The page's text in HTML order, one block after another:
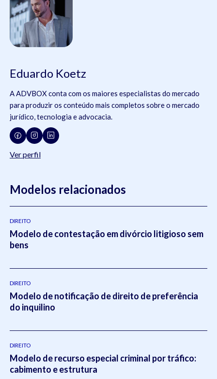
Eduardo Koetz
A ADVBOX conta com os maiores especialistas do mercado
para produzir os conteúdo mais completos sobre o mercado
jurídico, tecnologia e advocacia.
Ver perfil
Modelos relacionados
DIREITO
Modelo de contestação em divórcio litigioso sem
bens
DIREITO
Modelo de notificação de direito de preferência
do inquilino
DIREITO
Modelo de recurso especial criminal por tráfico:
cabimento e estrutura